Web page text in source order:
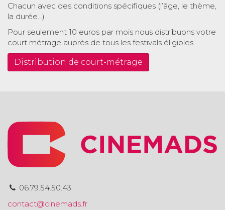
Chacun avec des conditions spécifiques (l’âge, le thème,
la durée…)
Pour seulement 10 euros par mois nous distribuons votre
court métrage auprès de tous les festivals éligibles.
Distribution de court-métrage
06.79.54.50.43
contact@cinemads.fr